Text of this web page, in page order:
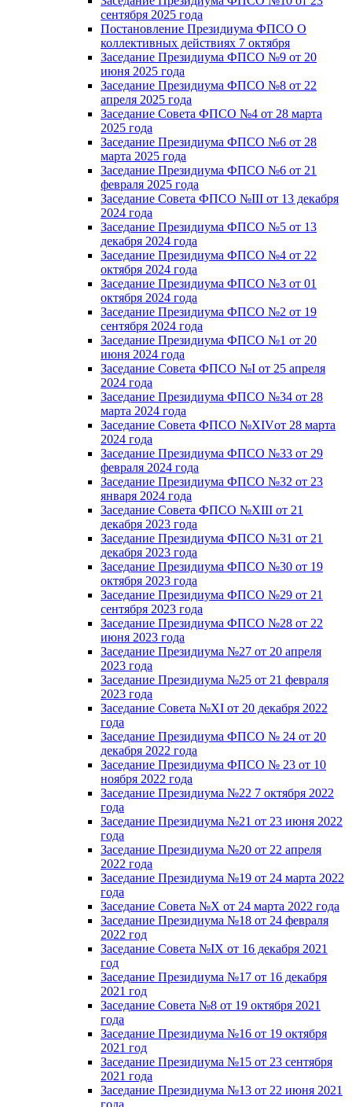
сентября 2025 года
Постановление Президиума ФПСО О
коллективных действиях 7 октября
Заседание Президиума ФПСО №9 от 20
июня 2025 года
Заседание Президиума ФПСО №8 от 22
апреля 2025 года
Заседание Совета ФПСО №4 от 28 марта
2025 года
Заседание Президиума ФПСО №6 от 28
марта 2025 года
Заседание Президиума ФПСО №6 от 21
февраля 2025 года
Заседание Совета ФПСО №III от 13 декабря
2024 года
Заседание Президиума ФПСО №5 от 13
декабря 2024 года
Заседание Президиума ФПСО №4 от 22
октября 2024 года
Заседание Президиума ФПСО №3 от 01
октября 2024 года
Заседание Президиума ФПСО №2 от 19
сентября 2024 года
Заседание Президиума ФПСО №1 от 20
июня 2024 года
Заседание Совета ФПСО №I от 25 апреля
2024 года
Заседание Президиума ФПСО №34 от 28
марта 2024 года
Заседание Совета ФПСО №XIVот 28 марта
2024 года
Заседание Президиума ФПСО №33 от 29
февраля 2024 года
Заседание Президиума ФПСО №32 от 23
января 2024 года
Заседание Совета ФПСО №XIII от 21
декабря 2023 года
Заседание Президиума ФПСО №31 от 21
декабря 2023 года
Заседание Президиума ФПСО №30 от 19
октября 2023 года
Заседание Президиума ФПСО №29 от 21
сентября 2023 года
Заседание Президиума ФПСО №28 от 22
июня 2023 года
Заседание Президиума №27 от 20 апреля
2023 года
Заседание Президиума №25 от 21 февраля
2023 года
Заседание Совета №XI от 20 декабря 2022
года
Заседание Президиума ФПСО № 24 от 20
декабря 2022 года
Заседание Президиума ФПСО № 23 от 10
ноября 2022 года
Заседание Президиума №22 7 октября 2022
года
Заседание Президиума №21 от 23 июня 2022
года
Заседание Президиума №20 от 22 апреля
2022 года
Заседание Президиума №19 от 24 марта 2022
года
Заседание Совета №X от 24 марта 2022 года
Заседание Президиума №18 от 24 февраля
2022 год
Заседание Совета №IX от 16 декабря 2021
год
Заседание Президиума №17 от 16 декабря
2021 год
Заседание Совета №8 от 19 октября 2021
года
Заседание Президиума №16 от 19 октября
2021 год
Заседание Президиума №15 от 23 сентября
2021 года
Заседание Президиума №13 от 22 июня 2021
года